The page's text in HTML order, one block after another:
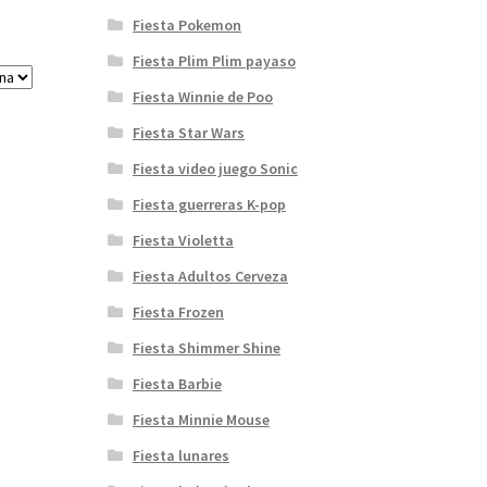
Fiesta Pokemon
Fiesta Plim Plim payaso
Fiesta Winnie de Poo
Fiesta Star Wars
Fiesta video juego Sonic
Fiesta guerreras K-pop
Fiesta Violetta
Fiesta Adultos Cerveza
Fiesta Frozen
Fiesta Shimmer Shine
Fiesta Barbie
Fiesta Minnie Mouse
Fiesta lunares